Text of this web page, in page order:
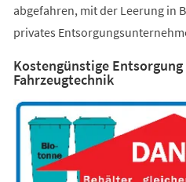
abgefahren, mit der Leerung in
privates
Kostengünstige
Fahrzeugtechnik